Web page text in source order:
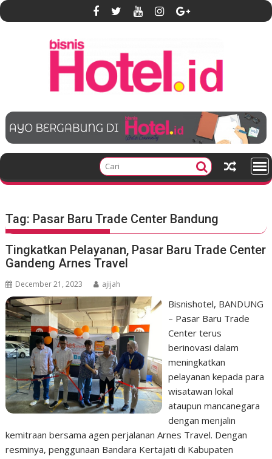
S
k
e
t
Tag: Pasar Baru Trade Center Bandung
Tingkatkan Pelayanan, Pasar Baru Trade Center
Gandeng Arnes Travel
December 21, 2023 ajijah
Bisnishotel, BANDUNG
– Pasar Baru Trade
Center terus
berinovasi dalam
meningkatkan
pelayanan kepada para
wisatawan lokal
ataupun mancanegara
dengan menjalin
kemitraan bersama agen perjalanan Arnes Travel. Dengan
resminya, penggunaan Bandara Kertajati di Kabupaten